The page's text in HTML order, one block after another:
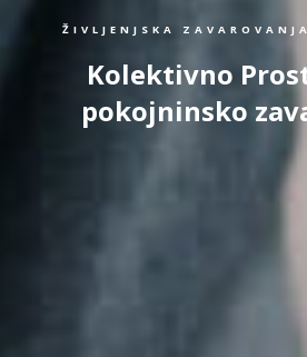
ŽIVLJENJSKA
Kolektivno
pokojninsko